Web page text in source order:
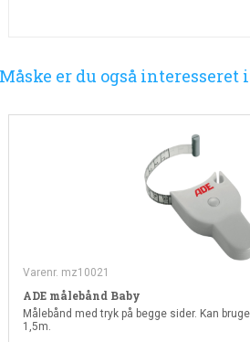
Måske er du også
Varenr. mz10021
ADE målebånd Baby
Målebånd med tryk på begge sider. Kan
1,5m.